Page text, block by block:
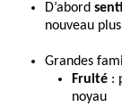
D’abord
nouveau
Grandes
Fruité :
noyau